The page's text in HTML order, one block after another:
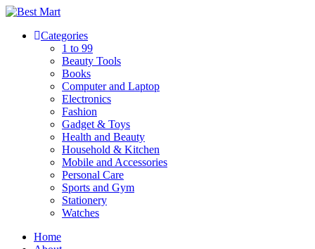
Skip
content Categories
1 to 99
Beauty Tools
Books
Computer and Laptop
Electronics
Fashion
Gadget & Toys
Health and Beauty
Household & Kitchen
Mobile and Accessories
Personal Care
Sports and Gym
Stationery
Watches
Home